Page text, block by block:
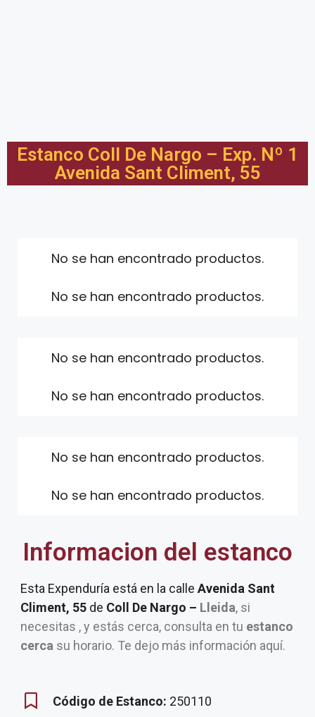
Estanco Coll De Nargo – Exp. Nº 1
Avenida Sant Climent, 55
No se han encontrado productos.
No se han encontrado productos.
No se han encontrado productos.
No se han encontrado productos.
No se han encontrado productos.
No se han encontrado productos.
Informacion del estanco
Esta Expenduría está en la calle Avenida Sant
Climent, 55 de Coll De Nargo – Lleida, si
necesitas , y estás cerca, consulta en tu estanco
cerca su horario. Te dejo más información aquí.
Código de Estanco: 250110